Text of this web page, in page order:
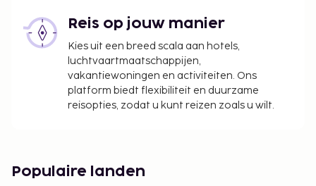
Reis op jouw manier
Kies uit een breed scala aan hotels,
luchtvaartmaatschappijen,
vakantiewoningen en activiteiten. Ons
platform biedt flexibiliteit en duurzame
reisopties, zodat u kunt reizen zoals u wilt.
Populaire landen